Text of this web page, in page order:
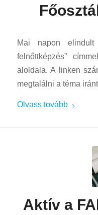
Mai napon elindult
felnőttképzés”
aloldala. A linken
megtalálni a téma
Olvass tovább
Aktív a